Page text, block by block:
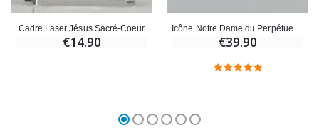
Cadre Laser Jésus Sacré-Coeur
€14.90 €39.90